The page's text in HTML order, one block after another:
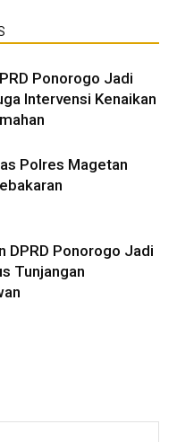
Ponorogo Jadi
Intervensi Kenaikan
Polres Magetan
DPRD Ponorogo Jadi
Tunjangan